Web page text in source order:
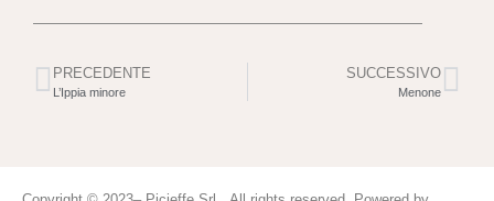
PRECEDENTE
L’Ippia minore
SUCCESSIVO
Menone